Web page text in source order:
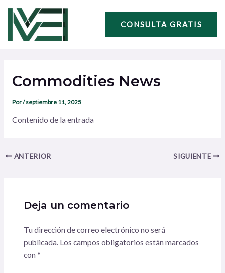
contenido
CONSULTA GRATIS
Commodities News
Por/septiembre 11, 2025
Contenido de la entrada
entradas
ANTERIOR SIGUIENTE
Deja un comentario
Tu dirección de correo electrónico no será
publicada. Los campos obligatorios están marcados
con *